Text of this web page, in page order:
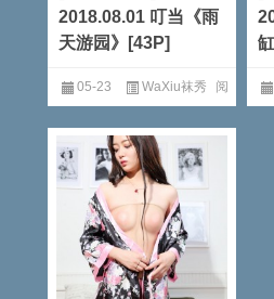
2018.08.01 叮当《雨
天游园》[43P]
05-23 WaXiu袜秀 阅
读全文